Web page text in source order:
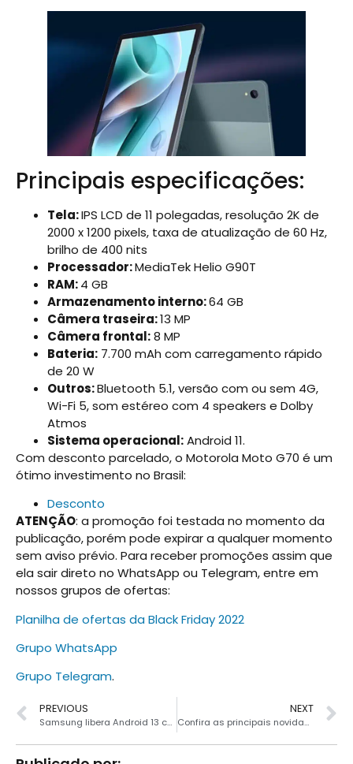
Principais especificações:
Tela:IPS LCD de 11 polegadas, resolução 2K de
2000 x 1200 pixels, taxa de atualização de 60 Hz,
brilho de 400 nits
Processador:MediaTek Helio G90T
RAM:4 GB
Armazenamento interno:64 GB
Câmera traseira:13 MP
Câmera frontal:8 MP
Bateria: 7.700 mAh com carregamento rápido
de 20 W
Outros:Bluetooth 5.1, versão com ou sem 4G,
Wi-Fi 5, som estéreo com 4 speakers e Dolby
Atmos
Sistema operacional:Android 11.
Com desconto parcelado, o Motorola Moto G70 é um
ótimo investimento no Brasil:
Desconto
ATENÇÃO: a promoção foi testada no momento da
publicação, porém pode expirar a qualquer momento
sem aviso prévio. Para receber promoções assim que
ela sair direto no WhatsApp ou Telegram, entre em
nossos grupos de ofertas:
Planilha de ofertas da Black Friday 2022
Grupo WhatsApp
Grupo Telegram.
PREVIOUS
Samsung libera Android 13 com One UI 5 para os Galaxy S20 FE e S21 FE no Brasil
NEXT
Confira as principais novidades da nova One UI 5 para o seu smartphone Galaxy